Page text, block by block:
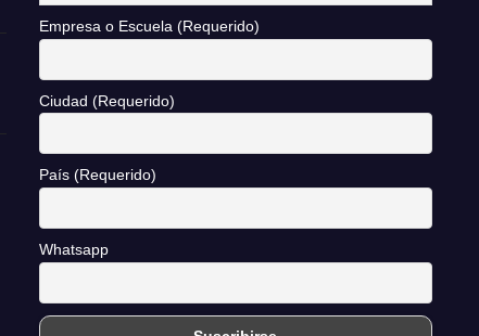
Empresa o Escuela (Requerido)
Ciudad (Requerido)
País (Requerido)
Whatsapp